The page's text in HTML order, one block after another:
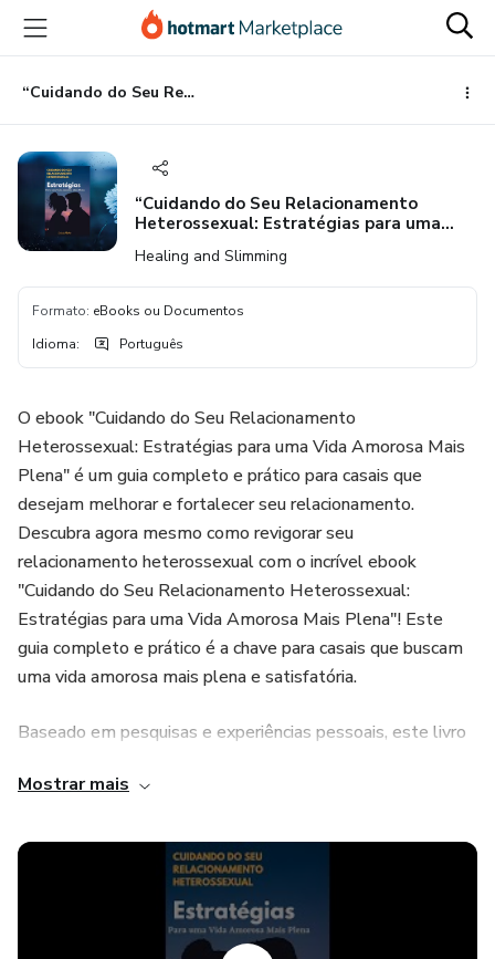
para
conteúdo
principal
para
pagamento
para
rodapé
“Cuidando do Seu Relacionamento Heterossexual: Estratégias para uma Vida Amorosa Mais Plena."
“Cuidando do Seu Relacionamento
Heterossexual: Estratégias para uma
Healing and Slimming
Formato: eBooks ou Documentos
Idioma: Português
O ebook "Cuidando do Seu Relacionamento
Heterossexual: Estratégias para uma Vida Amorosa Mais
Plena" é um guia completo e prático para casais que
desejam melhorar e fortalecer seu relacionamento.
Descubra agora mesmo como revigorar seu
relacionamento heterossexual com o incrível ebook
"Cuidando do Seu Relacionamento Heterossexual:
Estratégias para uma Vida Amorosa Mais Plena"! Este
guia completo e prático é a chave para casais que buscam
uma vida amorosa mais plena e satisfatória.
Baseado em pesquisas e experiências pessoais, este livro
que vão ajudar você a superar os desafios mais comuns em
simples e acessível, você encontrará exercícios práticos e
informações valiosas que vão aprimorar sua comunicação,
aumentar a confiança, lidar com diferenças culturais e
financeiras, além de superar o ciúme e muito mais.
Mostrar mais